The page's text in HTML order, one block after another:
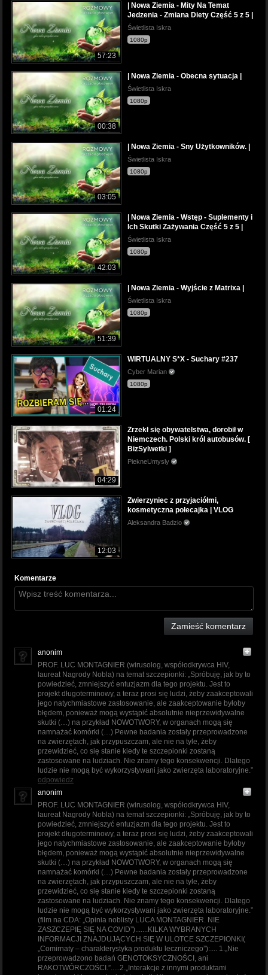
57:23
| Nowa Ziemia - Mity Na Temat
Jedzenia - Zmiana Diety Część 5 z 5 |
Świetlista Iskra
1080p
00:38
| Nowa Ziemia - Obecna sytuacja |
Świetlista Iskra
1080p
03:05
| Nowa Ziemia - Sny Użytkowników. |
Świetlista Iskra
1080p
42:03
| Nowa Ziemia - Wstęp - Suplementy i
Ich Skutki Zażywania Część 5 z 5 |
Świetlista Iskra
1080p
51:39
| Nowa Ziemia - Wyjście z Matrixa |
Świetlista Iskra
1080p
01:24
WIRTUALNY S*X - Suchary #237
Cyber Marian
1080p
04:29
Zrzekł się obywatelstwa, dorobił w
Niemczech. Polski król autobusów. [
BizSylwetki ]
PiekneUmysly
12:03
Zwierzyniec z przyjaciółmi,
kosmetyczna polecajka | VLOG
Aleksandra Badzio
Komentarze
Zamieść komentarz
anonim
PROF. LUC MONTAGNIER (wirusolog, współodkrywca HIV,
laureat Nagrody Nobla) na temat szczepionki: „Spróbuję, jak by to
powiedzieć, zmniejszyć entuzjazm dla tego projektu. Jest to
projekt długoterminowy, a teraz prosi się ludzi, żeby zaakceptowali
jego natychmiastowe zastosowanie, ale zaakceptowanie byłoby
błędem, ponieważ mogą wystąpić absolutnie nieprzewidywalne
skutki (…) na przykład NOWOTWORY, w organach mogą się
namnażać komórki (…) Pewne badania zostały przeprowadzone
na zwierzętach, jak przypuszczam, ale nie na tyle, żeby
przewidzieć, co się stanie kiedy te szczepionki zostaną
zastosowane na ludziach. Nie znamy tego konsekwencji. Dlatego
ludzie nie mogą być wykorzystywani jako zwierzęta laboratoryjne.”
odpowiedz
anonim
PROF. LUC MONTAGNIER (wirusolog, współodkrywca HIV,
laureat Nagrody Nobla) na temat szczepionki: „Spróbuję, jak by to
powiedzieć, zmniejszyć entuzjazm dla tego projektu. Jest to
projekt długoterminowy, a teraz prosi się ludzi, żeby zaakceptowali
jego natychmiastowe zastosowanie, ale zaakceptowanie byłoby
błędem, ponieważ mogą wystąpić absolutnie nieprzewidywalne
skutki (…) na przykład NOWOTWORY, w organach mogą się
namnażać komórki (…) Pewne badania zostały przeprowadzone
na zwierzętach, jak przypuszczam, ale nie na tyle, żeby
przewidzieć, co się stanie kiedy te szczepionki zostaną
zastosowane na ludziach. Nie znamy tego konsekwencji. Dlatego
ludzie nie mogą być wykorzystywani jako zwierzęta laboratoryjne.”
(film na CDA: „Opinia noblisty LUCA MONTAGNIER. NIE
ZASZCZEPIĘ SIĘ NA COVID”).......KILKA WYBRANYCH
INFORMACJI ZNAJDUJĄCYCH SIĘ W ULOTCE SZCZEPIONKI(
„Comirnaty – charakterystyka produktu leczniczego”):.... 1.„Nie
przeprowadzono badań GENOTOKSYCZNOŚCI, ani
RAKOTWÓRCZOŚCI.”.....2.„Interakcje z innymi produktami